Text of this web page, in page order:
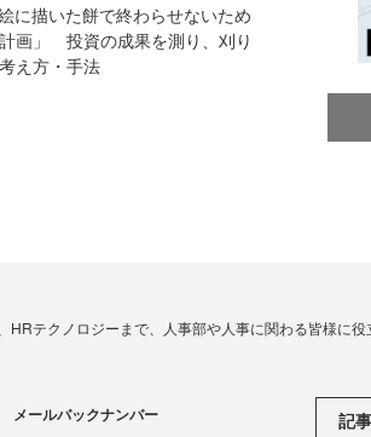
に描いた餅で終わらせないため
画」 投資の成果を測り、刈り
え方・手法
テクノロジーまで、人事部や人事に関わる皆様に
メールバックナンバー 記